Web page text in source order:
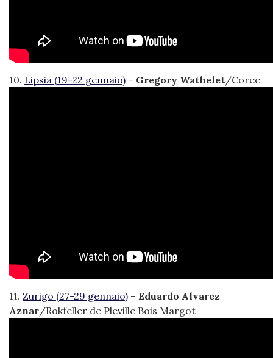
10. Lipsia (19-22 gennaio) – Gregory Wathelet/Coree
11. Zurigo (27-29 gennaio) – Eduardo Alvarez
Aznar/Rokfeller de Pleville Bois Margot